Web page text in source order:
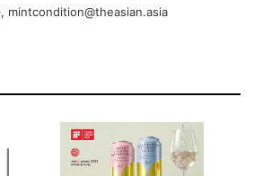
, mintcondition@theasian.asia